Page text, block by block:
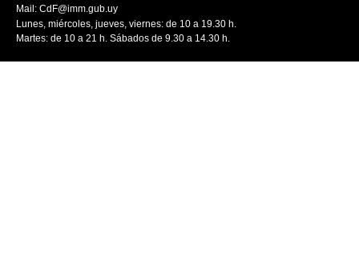
Mail: CdF@imm.gub.uy
Lunes, miércoles, jueves, viernes: de 10 a 19.30 h.
Martes: de 10 a 21 h. Sábados de 9.30 a 14.30 h.